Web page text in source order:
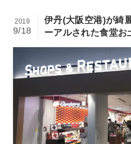
伊丹(大阪空港)が綺
ーアルされた食堂お
2019
9/18